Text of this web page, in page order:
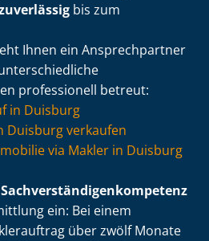
bis zum
Ihnen ein Ansprechpartner
professionell betreut:
in Duisburg
Duisburg verkaufen
via Makler in Duisburg
Sach­ver­stän­di­gen­kom­pe­tenz
ein: Bei einem
über zwölf Monate